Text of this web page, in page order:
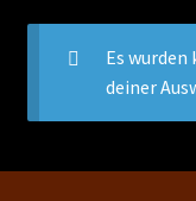
My account
Es
deiner